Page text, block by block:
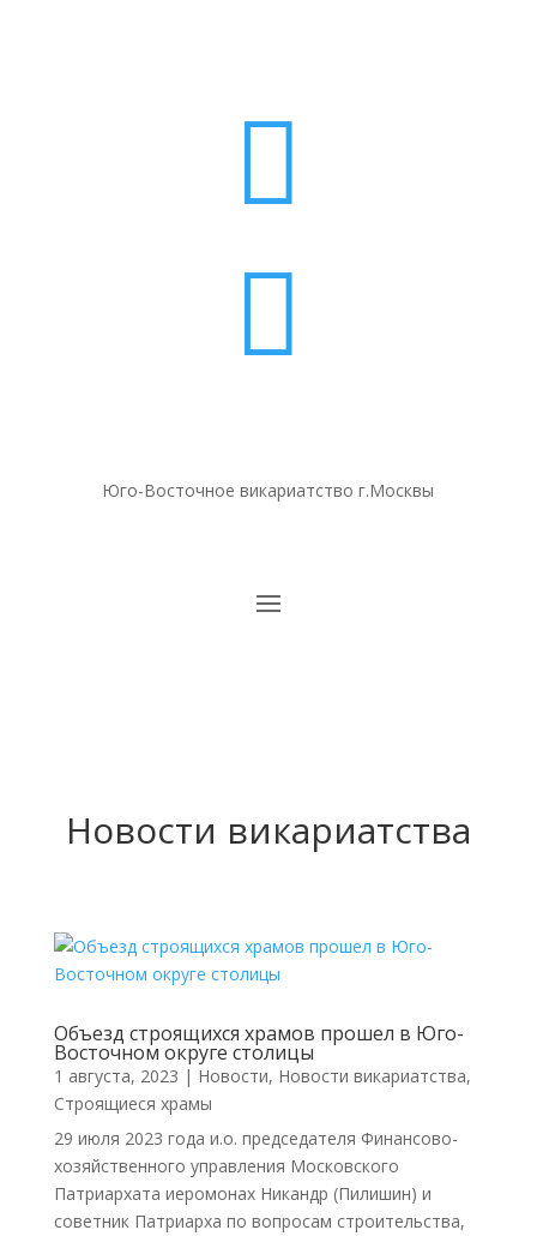


Юго-Восточное викариатство г.Москвы
Новости викариатства
Объезд строящихся храмов прошел в Юго-
Восточном округе столицы
1 августа, 2023 | Новости, Новости викариатства,
Строящиеся храмы
29 июля 2023 года и.о. председателя Финансово-
хозяйственного управления Московского
Патриархата иеромонах Никандр (Пилишин) и
советник Патриарха по вопросам строительства,